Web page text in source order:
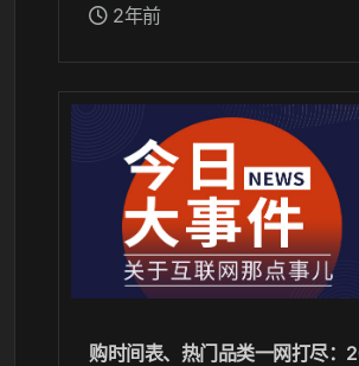
2年前
购时间表、热门品类一网打尽